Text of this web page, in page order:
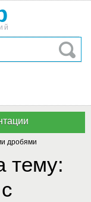
дробями
тему: